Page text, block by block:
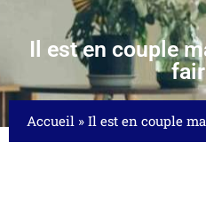
Il est en couple
Accueil » Il est en couple